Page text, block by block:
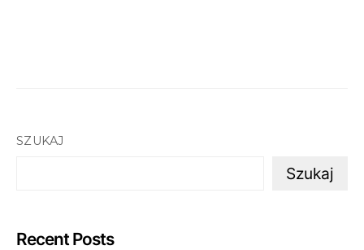
SZUKAJ
Szukaj
Recent Posts